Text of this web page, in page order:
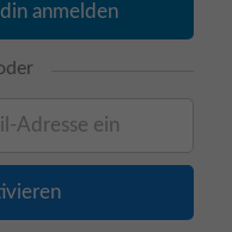
anmelden